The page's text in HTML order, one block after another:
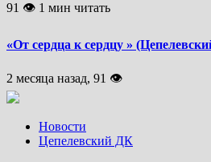
91 👁 1 мин читать
«От сердца к сердцу »
2 месяца назад, 91 👁
Новости
Цепелевский ДК